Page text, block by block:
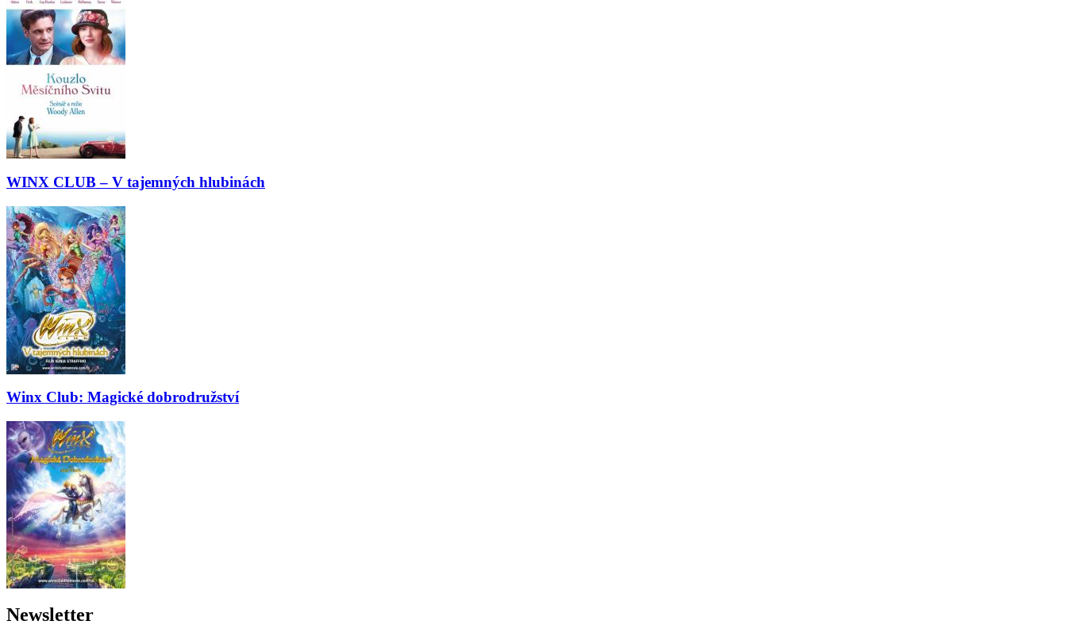
WINX CLUB – V tajemných hlubinách
Winx Club: Magické dobrodružství
Newsletter